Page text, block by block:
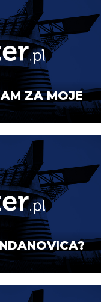
ZA MOJE